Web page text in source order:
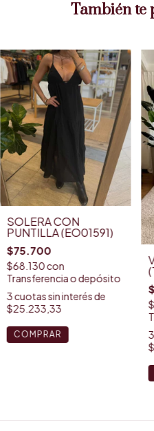
También te
SOLERA CON
PUNTILLA (EO01591)
$75.700
$68.130con
Transferencia o depósito
3cuotas sin interés de
$25.233,33
COMPRAR
3